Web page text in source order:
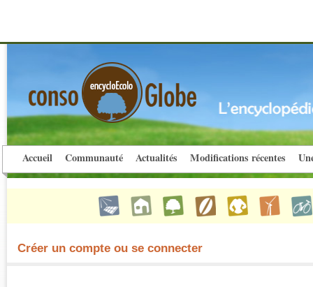
Accueil Communauté Actualités Modifications récentes
Créer un compte ou se connecter